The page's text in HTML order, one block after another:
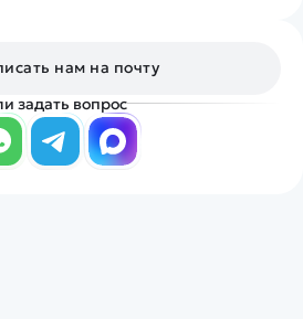
нам на почту
задать вопрос